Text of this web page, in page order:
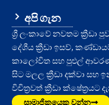
අපි ගැන
ශ්‍රී ලංකාවේ නවතම ක්‍රීඩා
දේශීය ක්‍රීඩා ඉසව්,
කාලෝචිත සහ පුළුල්
සිට මලල ක්‍රීඩා දක්වා සහ
විචිත්‍රවත් ක්‍රීඩා
සාමාජිකයෙකු වන්න